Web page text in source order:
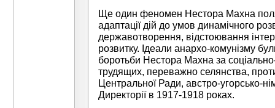
Ще один феномен Нестора Махна
адаптації дій до умов динамічного
державотворення, відстоювання
розвитку. Ідеали анархо-комунізму
боротьби Нестора Махна за
трудящих, переважно селянства,
Центральної Ради, австро-угорсько-
Директорії в 1917-1918 роках.